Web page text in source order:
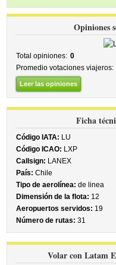
Opiniones
Total opiniones: 0
Promedio votaciones viajeros:
Leer las opiniones
Ficha
Código IATA: LU
Código ICAO: LXP
Callsign: LANEX
País: Chile
Tipo de aerolínea: de linea
Dimensión de la flota: 12
Aeropuertos servidos: 19
Número de rutas: 31
Volar con Latam